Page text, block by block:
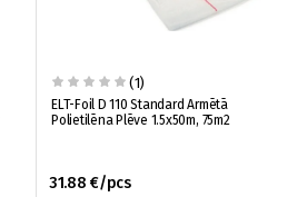
(1)
ELT-Foil D 110 Standard Armētā
Polietilēna Plēve 1.5x50m, 75m2
31.88 €/pcs